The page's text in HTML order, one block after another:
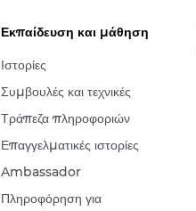
Εκπαίδευση και μάθηση
Ιστορίες
Συμβουλές και τεχνικές
Τράπεζα πληροφοριών
Επαγγελματικές ιστορίες
Ambassador
Πληροφόρηση για